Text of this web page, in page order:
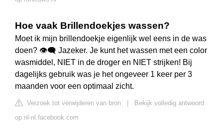
Hoe vaak Brillendoekjes wassen?
Moet ik mijn brillendoekje eigenlijk wel eens in de was
doen? 👁️‍🗨️ Jazeker. Je kunt het wassen met een color
wasmiddel, NIET in de droger en NIET strijken! Bij
dagelijks gebruik was je het ongeveer 1 keer per 3
maanden voor een optimaal zicht.
Verzoek tot verwijderen van bron
Bekijk volledig antwoord
op nl-nl.facebook.com